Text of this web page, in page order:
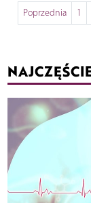
Poprzednia 1